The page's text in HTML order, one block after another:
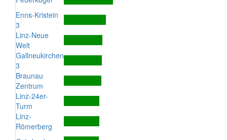
Enns-Kristein
3
Linz-Neue
Welt
Gallneukirchen
3
Braunau
Zentrum
Linz-24er-
Turm
Linz-
Römerberg